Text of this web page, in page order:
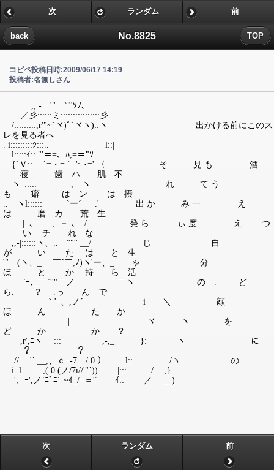
No.8825
back TOP
次 ランダム 前
コピペ投稿日時:2009/06/17 14:19
投稿者:名無しさん
,, -－'"￣`"'ｿﾉ、
／彡::::::ミ::::::::::::::::彡
/:::::::::,r'"~`ヾ)ﾞ`ヾヽ)::ヽ 出かける前にこのス
レを見る者へ
. i:::::::::ｼ:::.. l::|
l:::::ｲ:: "'＝=、ﾊ,=＝"ｿ
{`Ｖ:: `=・=｀ ':-･=' 〈 そ 見 も 酒
寝 歯 ハ 肌 不
ヽ_::::: , ヽ | れ て う
も 癖 は ン は 摂
.. ヽl:::::: `ー´ .' 出 か み 一 え
は 磨 カ 荒 生
|: ､::: , -－-､ / 発 ら ぃ 度 え つ
い チ れ な
,,-|::::::ヽ、.. ''"'' __/ じ 自
が い た は と 生
'" (ヽ、_ ￣´￣,ﾉ)ヽ'ー、_ ゃ 分
ほ と か 持 ら 活
`ｰ､_￣`''"￣ノ ￣ヽ の . ど
ら. ？ .っ ん で
｀'ｰ、,ノ´ i ＼ 顔
ほ ん た か
::| ヾ ヽ を
ど か か ？
,r',ﾆヽ :::| ,-,_ }: ヽ に
？ ？
// '´ __,、ｃｰ-7 / 0 ） l:: /ヽ の
i. l _,( 0 (ノ/7ι//'"´)) |::: / ,}
'、ｰ',ノ`ﾆﾞﾆ´-~ｲ_/=＝'´ ｲ:: ／ __)
次 ランダム 前